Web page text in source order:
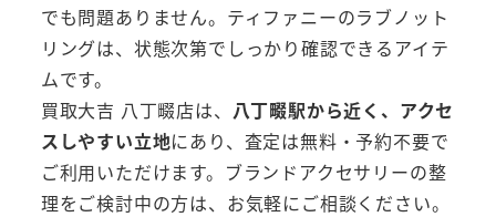
でも問題ありません。ティファニーのラブノット
リングは、状態次第でしっかり確認できるアイテ
ムです。
買取大吉 八丁畷店は、 八丁畷駅から近く、アクセ
スしやすい立地にあり、査定は無料・予約不要で
ご利用いただけます。ブランドアクセサリーの整
理をご検討中の方は、お気軽にご相談ください。